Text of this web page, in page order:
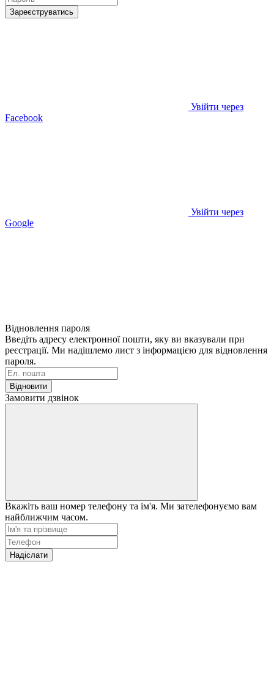
Зареєструватись
Увійти через
Facebook
Увійти через
Google
Відновлення пароля
Введіть адресу електронної пошти, яку ви вказували при
реєстрації. Ми надішлемо лист з інформацією для відновлення
пароля.
Відновити
Замовити дзвінок
Вкажіть ваш номер телефону та ім'я. Ми зателефонуємо вам
найближчим часом.
Надіслати